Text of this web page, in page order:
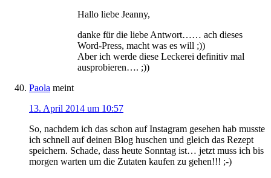
Hallo liebe Jeanny,
danke für die liebe Antwort…… ach dieses
Word-Press, macht was es will ;))
Aber ich werde diese Leckerei definitiv mal
ausprobieren…. ;))
Paola meint
13. April 2014 um 10:57
So, nachdem ich das schon auf Instagram gesehen hab musste
ich schnell auf deinen Blog huschen und gleich das Rezept
speichern. Schade, dass heute Sonntag ist… jetzt muss ich bis
morgen warten um die Zutaten kaufen zu gehen!!! ;-)